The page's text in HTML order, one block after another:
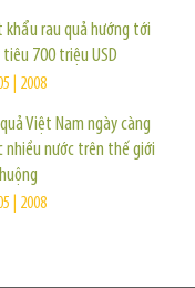
khẩu rau quả hướng tới
700 triệu USD
| 2008
Việt Nam ngày càng
nhiều nước trên thế giới
| 2008